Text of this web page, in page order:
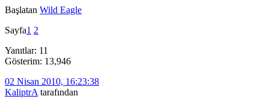
Başlatan Wild Eagle
Sayfa1 2
Yanıtlar: 11
Gösterim: 13,946
02 Nisan 2010, 16:23:38
KaliptrA tarafından